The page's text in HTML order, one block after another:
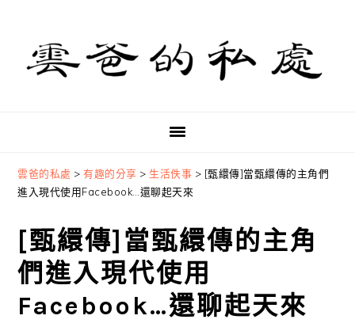
primary
navigation
content
primary
sidebar
雲爸的私處 >有趣的分享 > 生活佚事 > [甄繯傳]當甄繯傳的主角們
進入現代使用Facebook…還聊起天來
[甄繯傳]當甄繯傳的主角
們進入現代使用
Facebook…還聊起天來